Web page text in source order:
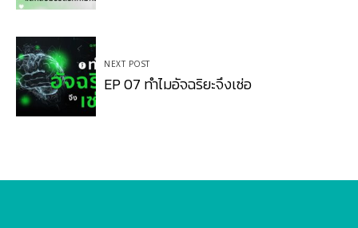
NEXT POST
EP 07 ทำไมอัจฉริยะจึงเซ่อ